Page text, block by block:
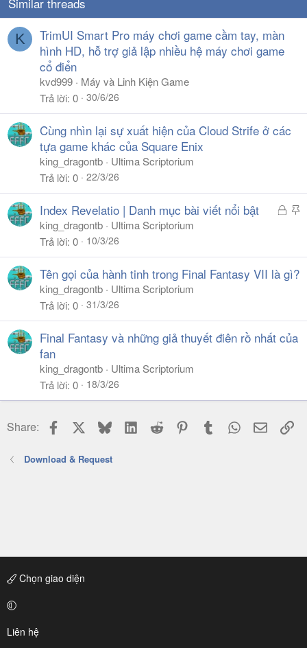
K
TrimUI Smart Pro máy chơi game cầm tay, màn
hình HD, hỗ trợ giả lập nhiều hệ máy chơi game
cổ điển
kvd999
Máy và Linh Kiện Game
Trả lời 0 30/6/26
Cùng nhìn lại sự xuất hiện của Cloud Strife ở các
tựa game khác của Square Enix
king_dragontb
Ultima Scriptorium
Trả lời 0 22/3/26
Đ
h
ó
a
S
c
k
Index Revelatio | Danh mục bài viết nổi bật
king_dragontb
Ultima Scriptorium
Trả lời 0 10/3/26
Tên gọi của hành tinh trong Final Fantasy VII là gì?
king_dragontb
Ultima Scriptorium
Trả lời 0 31/3/26
Final Fantasy và những giả thuyết điên rồ nhất của
fan
king_dragontb
Ultima Scriptorium
Trả lời 0 18/3/26
Share: Facebook BlueskyLinkedIn
Reddit PinterestTumblr WhatsApp
Email
Download & Request
Chọn giao diện
Liên hệ